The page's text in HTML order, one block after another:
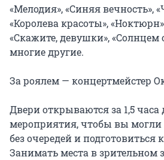
«Мелодия», «Синяя вечность»,
«Королева красоты»,
«Скажите, девушки»,
многие другие.
За роялем — концертмейстер
Двери открываются за 1,5 часа
мероприятия, чтобы вы могли
без очередей и подготовиться
Занимать места в зрительном